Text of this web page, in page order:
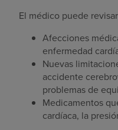
El médico puede
Afecciones
enfermedad
Nuevas
accidente
problemas de
Medicamentos
cardíaca, la